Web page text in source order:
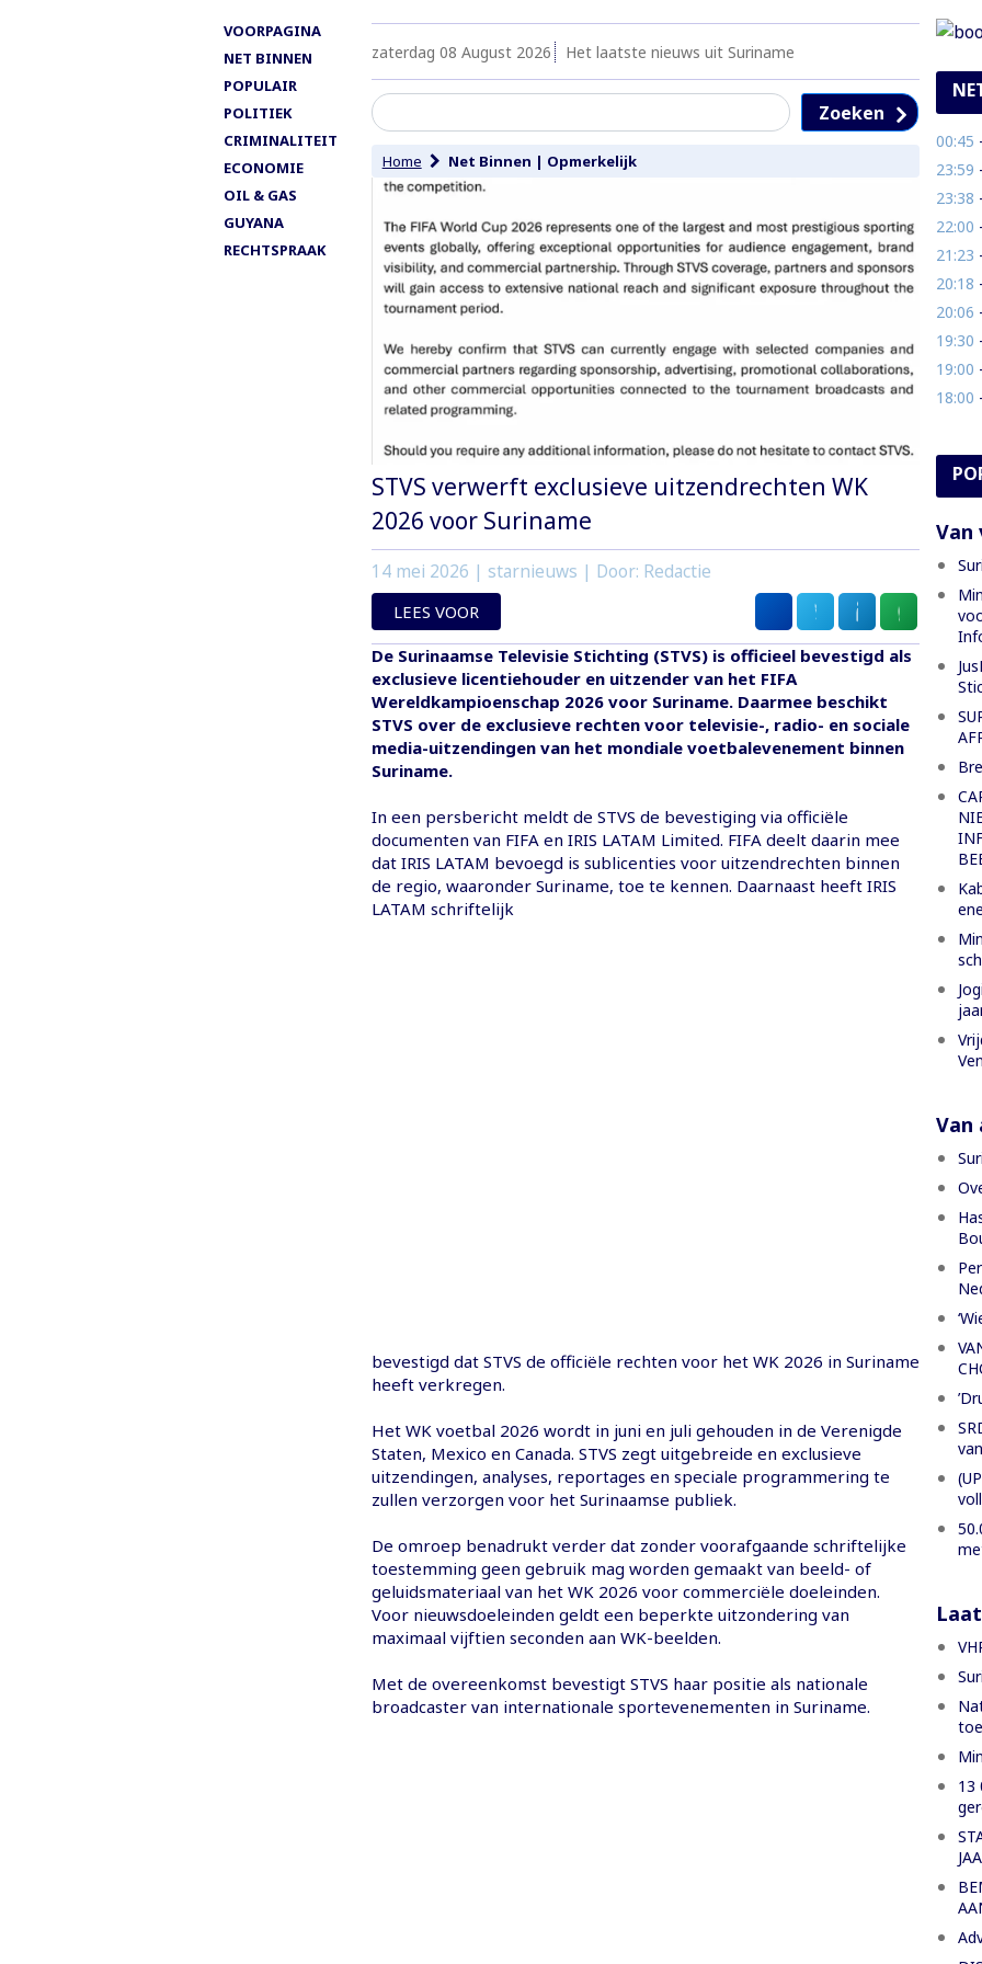
VOORPAGINA
NET BINNEN
POPULAIR
POLITIEK
CRIMINALITEIT
ECONOMIE
OIL & GAS
GUYANA
RECHTSPRAAK
zaterdag 08 August 2026 Het laatste nieuws uit Suriname
Zoeken
Home Net Binnen | Opmerkelijk
STVS verwerft exclusieve uitzendrechten WK
2026 voor Suriname
14 mei 2026 | starnieuws | Door: Redactie
LEES VOOR
De Surinaamse Televisie Stichting (STVS) is officieel bevestigd als
exclusieve licentiehouder en uitzender van het FIFA
Wereldkampioenschap 2026 voor Suriname. Daarmee beschikt
STVS over de exclusieve rechten voor televisie-, radio- en sociale
media-uitzendingen van het mondiale voetbalevenement binnen
Suriname.
In een persbericht meldt de STVS de bevestiging via officiële
documenten van FIFA en IRIS LATAM Limited. FIFA deelt daarin mee
dat IRIS LATAM bevoegd is sublicenties voor uitzendrechten binnen
de regio, waaronder Suriname, toe te kennen. Daarnaast heeft IRIS
LATAM schriftelijk
bevestigd dat STVS de officiële rechten voor het WK 2026 in Suriname
heeft verkregen.
Het WK voetbal 2026 wordt in juni en juli gehouden in de Verenigde
Staten, Mexico en Canada. STVS zegt uitgebreide en exclusieve
uitzendingen, analyses, reportages en speciale programmering te
zullen verzorgen voor het Surinaamse publiek.
De omroep benadrukt verder dat zonder voorafgaande schriftelijke
toestemming geen gebruik mag worden gemaakt van beeld- of
geluidsmateriaal van het WK 2026 voor commerciële doeleinden.
Voor nieuwsdoeleinden geldt een beperkte uitzondering van
maximaal vijftien seconden aan WK-beelden.
Met de overeenkomst bevestigt STVS haar positie als nationale
broadcaster van internationale sportevenementen in Suriname.
00:45
23:59
23:38 -
22:00
21:23
20:18
20:06 -
19:30
19:00
18:00
Van
Van
13